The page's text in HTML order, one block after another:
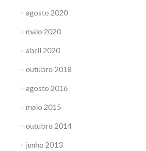
agosto 2020
maio 2020
abril 2020
outubro 2018
agosto 2016
maio 2015
outubro 2014
junho 2013